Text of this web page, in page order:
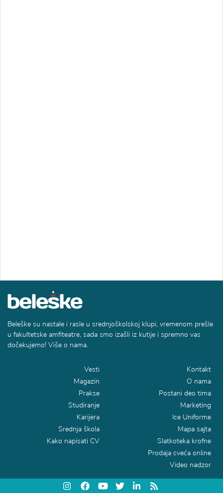
Beleške su nastale i rasle u srednjoškolskoj klupi, vremenom prešle
u fakultetske amfiteatre, sada smo izašli iz kutije i spremno vas
dočekujemo! Više o nama.
Vesti
Magazin
Prakse
Studiranje
Karijera
Srednja škola
Kako napisati CV
Kontakt
O nama
Postani deo tima
Marketing
Ice Uniforme
Mapa sajta
Slatkoteka krofne
Prodaja cveća online
Video nadzor